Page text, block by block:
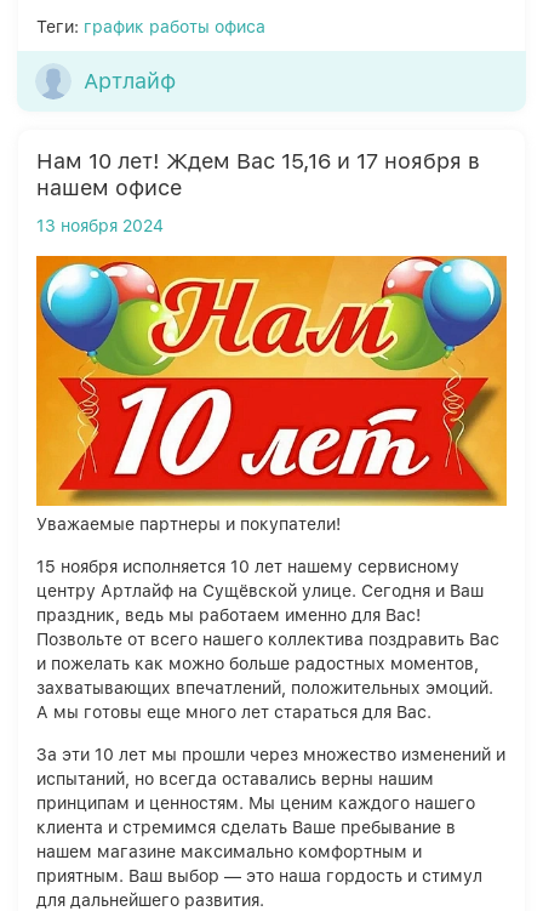
Теги: график работы офиса
Артлайф
Нам 10 лет! Ждем Вас 15,16 и 17 ноября в
нашем офисе
13 ноября 2024
Уважаемые партнеры и покупатели!
15 ноября исполняется 10 лет нашему сервисному
центру Артлайф на Сущёвской улице. Сегодня и Ваш
праздник, ведь мы работаем именно для Вас!
Позвольте от всего нашего коллектива поздравить Вас
и пожелать как можно больше радостных моментов,
захватывающих впечатлений, положительных эмоций.
А мы готовы еще много лет стараться для Вас.
За эти 10 лет мы прошли через множество изменений и
испытаний, но всегда оставались верны нашим
принципам и ценностям. Мы ценим каждого нашего
клиента и стремимся сделать Ваше пребывание в
нашем магазине максимально комфортным и
приятным. Ваш выбор — это наша гордость и стимул
для дальнейшего развития.